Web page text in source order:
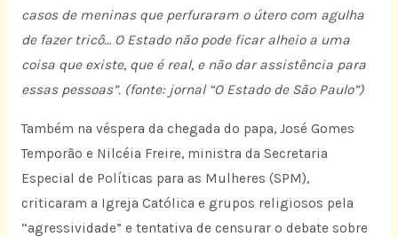
casos de meninas que perfuraram o útero com agulha
de fazer tricô… O Estado não pode ficar alheio a uma
coisa que existe, que é real, e não dar assistência para
essas pessoas”. (fonte: jornal “O Estado de São Paulo”)
Também na véspera da chegada do papa, José Gomes
Temporão e Nilcéia Freire, ministra da Secretaria
Especial de Políticas para as Mulheres (SPM),
criticaram a Igreja Católica e grupos religiosos pela
“agressividade” e tentativa de censurar o debate sobre